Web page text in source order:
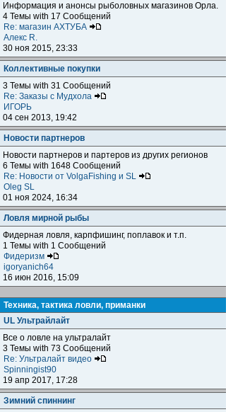
Информация и анонсы рыболовных магазинов Орла.
4 Темы with 17 Сообщений
Re: магазин АХТУБА
Алекс R.
30 ноя 2015, 23:33
Коллективные покупки
3 Темы with 31 Сообщений
Re: Заказы с Мудхола
ИГОРЬ
04 сен 2013, 19:42
Новости партнеров
Новости партнеров и партеров из других регионов
6 Темы with 1648 Сообщений
Re: Новости от VolgaFishing и SL
Oleg SL
01 ноя 2024, 16:34
Ловля мирной рыбы
Фидерная ловля, карпфишинг, поплавок и т.п.
1 Темы with 1 Сообщений
Фидеризм
igoryanich64
16 июн 2016, 15:09
Техника, тактика ловли, приманки
UL Ультрайлайт
Все о ловле на ультралайт
3 Темы with 73 Сообщений
Re: Ультралайт видео
Spinningist90
19 апр 2017, 17:28
Зимний спиннинг